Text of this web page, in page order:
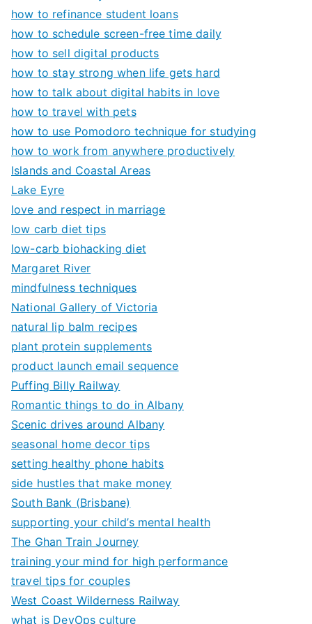
how to refinance student loans
how to schedule screen-free time daily
how to sell digital products
how to stay strong when life gets hard
how to talk about digital habits in love
how to travel with pets
how to use Pomodoro technique for studying
how to work from anywhere productively
Islands and Coastal Areas
Lake Eyre
love and respect in marriage
low carb diet tips
low-carb biohacking diet
Margaret River
mindfulness techniques
National Gallery of Victoria
natural lip balm recipes
plant protein supplements
product launch email sequence
Puffing Billy Railway
Romantic things to do in Albany
Scenic drives around Albany
seasonal home decor tips
setting healthy phone habits
side hustles that make money
South Bank (Brisbane)
supporting your child’s mental health
The Ghan Train Journey
training your mind for high performance
travel tips for couples
West Coast Wilderness Railway
what is DevOps culture